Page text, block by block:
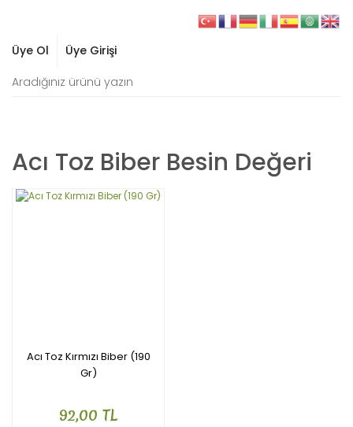
Üye Ol Üye Girişi
Acı Toz Biber Besin Değeri
Acı Toz Kırmızı Biber (190
Gr)
92,00 TL